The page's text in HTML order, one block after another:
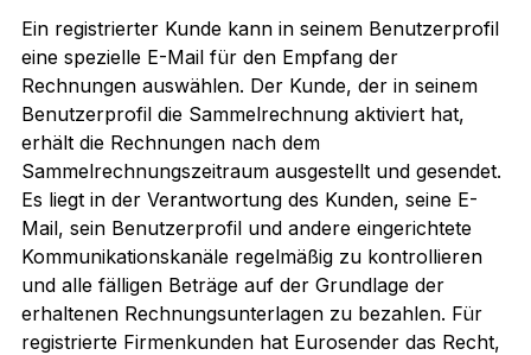
Ein registrierter Kunde kann in seinem Benutzerprofil
eine spezielle E-Mail für den Empfang der
Rechnungen auswählen. Der Kunde, der in seinem
Benutzerprofil die Sammelrechnung aktiviert hat,
erhält die Rechnungen nach dem
Sammelrechnungszeitraum ausgestellt und gesendet.
Es liegt in der Verantwortung des Kunden, seine E-
Mail, sein Benutzerprofil und andere eingerichtete
Kommunikationskanäle regelmäßig zu kontrollieren
und alle fälligen Beträge auf der Grundlage der
erhaltenen Rechnungsunterlagen zu bezahlen. Für
registrierte Firmenkunden hat Eurosender das Recht,